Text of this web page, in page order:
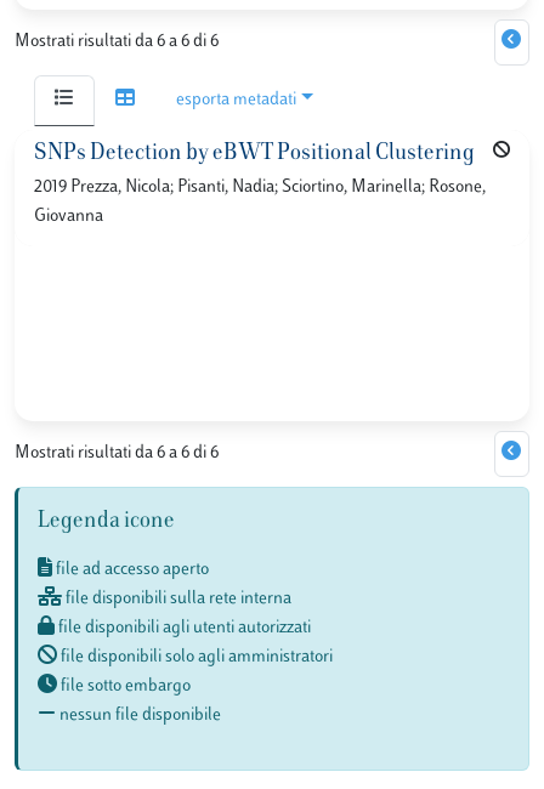
Mostrati risultati da 6 a 6 di 6
esporta metadati
SNPs Detection by eBWT Positional Clustering
2019 Prezza, Nicola; Pisanti, Nadia; Sciortino, Marinella; Rosone,
Giovanna
Mostrati risultati da 6 a 6 di 6
Legenda icone
file ad accesso aperto
file disponibili sulla rete interna
file disponibili agli utenti autorizzati
file disponibili solo agli amministratori
file sotto embargo
nessun file disponibile